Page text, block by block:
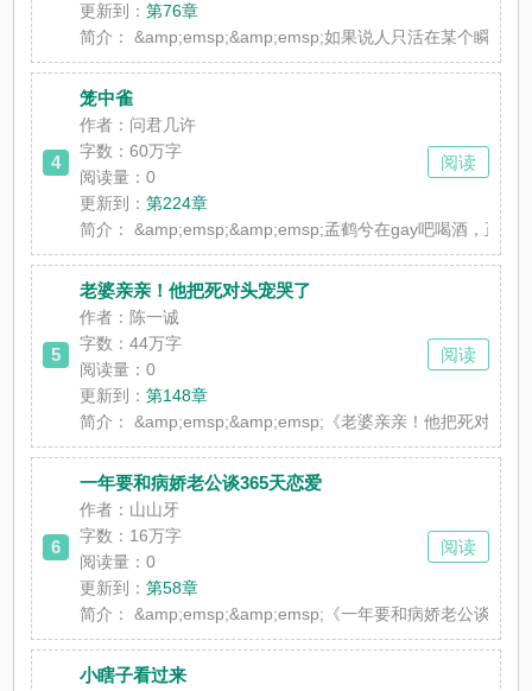
更新到：第76章
简介：
&amp;emsp;&amp;emsp;如果说人只活在某个瞬间
4
笼中雀
作者：问君几许
字数：60万字
阅读量：0
更新到：第224章
简介：
&amp;emsp;&amp;emsp;孟鹤兮在gay吧喝酒，正巧
阅读
5
老婆亲亲！他把死对头宠哭了
作者：陈一诚
字数：44万字
阅读量：0
更新到：第148章
简介：
&amp;emsp;&amp;emsp;《老婆亲亲！他把死对
阅读
6
一年要和病娇老公谈365天恋爱
作者：山山牙
字数：16万字
阅读量：0
更新到：第58章
简介：
&amp;emsp;&amp;emsp;《一年要和病娇老公谈
阅读
小瞎子看过来